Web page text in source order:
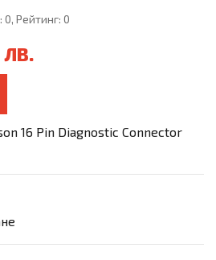
0, Рейтинг: 0
ЛВ.
16 Pin Diagnostic Connector